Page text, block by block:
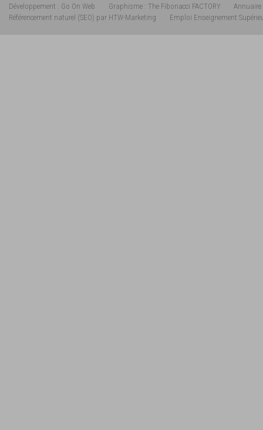
Développement : Go On Web Graphisme : The Fibonacci FACTORY
Annuaire
Référencement naturel (SEO) par HTW-Marketing
Emploi Enseignement